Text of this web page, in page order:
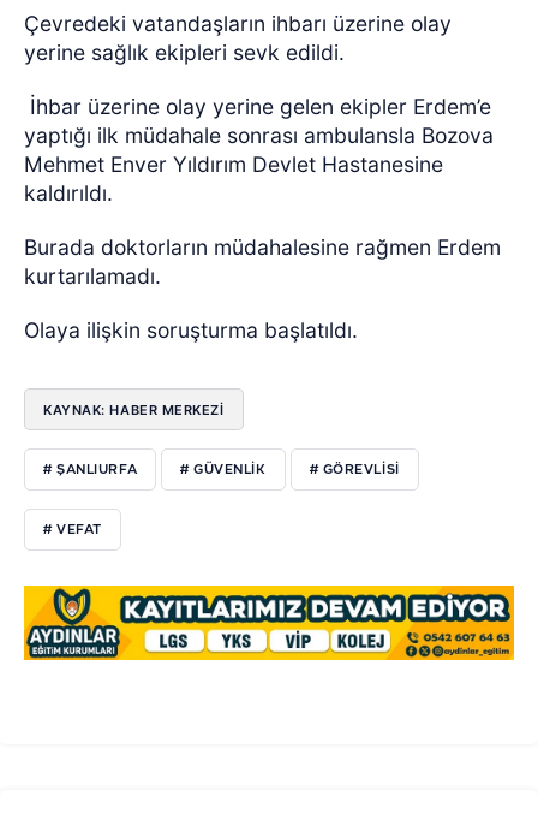
Çevredeki vatandaşların ihbarı üzerine olay
yerine sağlık ekipleri sevk edildi.
İhbar üzerine olay yerine gelen ekipler Erdem’e
yaptığı ilk müdahale sonrası ambulansla Bozova
Mehmet Enver Yıldırım Devlet Hastanesine
kaldırıldı.
Burada doktorların müdahalesine rağmen Erdem
kurtarılamadı.
Olaya ilişkin soruşturma başlatıldı.
KAYNAK: HABER MERKEZİ
# ŞANLIURFA # GÜVENLİK # GÖREVLİSİ
# VEFAT